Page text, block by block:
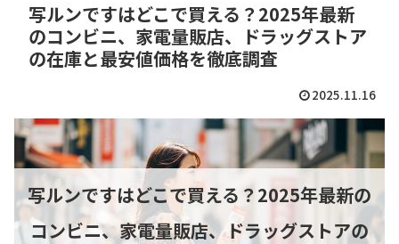
写ルンですはどこで買える？2025年最新
のコンビニ、家電量販店、ドラッグストア
の在庫と最安値価格を徹底調査
2025.11.16
写ルンですはどこで買える？2025年最新の
コンビニ、家電量販店、ドラッグストアの